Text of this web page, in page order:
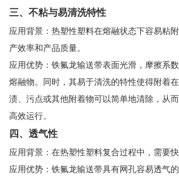
三、不粘与易清洗特性
应用背景：热塑性塑料在熔融状态下容易粘
产效率和产品质量。
应用优势：铁氟龙输送带表面光滑，摩擦系
熔融物。同时，其易于清洗的特性使得附着
渍、污点或其他附着物可以简单地清除，从
高效运行。
四、透气性
应用背景：在热塑性塑料复合过程中，需要
应用优势：铁氟龙输送带具有网孔容易透气